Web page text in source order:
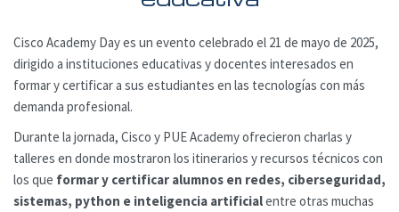
Cisco Academy Day es un evento celebrado el 21 de mayo de 2025,
dirigido a instituciones educativas y docentes interesados en
formar y certificar a sus estudiantes en las tecnologías con más
demanda profesional.
Durante la jornada, Cisco y PUE Academy ofrecieron charlas y
talleres en donde mostraron los itinerarios y recursos técnicos con
los que formar y certificar alumnos en redes, ciberseguridad,
sistemas, python e inteligencia artificialentre otras muchas